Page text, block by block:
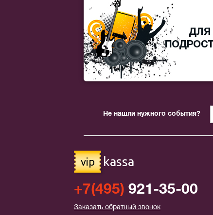
Не нашли нужного события?
vip kassa
+7(495) 921-35-00
Заказать обратный звонок